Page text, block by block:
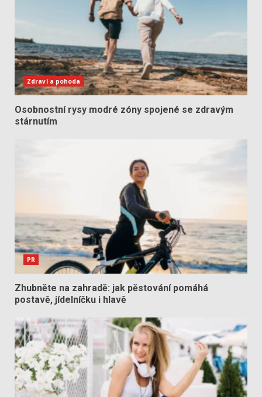
Zdraví a pohoda
Osobnostní rysy modré zóny spojené se zdravým
stárnutím
PR
Zhubněte na zahradě: jak pěstování pomáhá
postavě, jídelníčku i hlavě